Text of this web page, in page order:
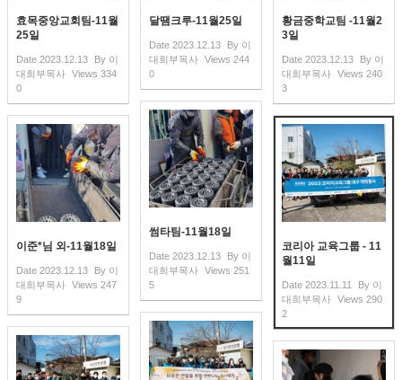
효목중앙교회팀-11월
25일
Date 2023.12.13 By 이
대희부목사 Views 334
0
달땜크루-11월25일
Date 2023.12.13 By 이
대희부목사 Views 244
0
황금중학교팀 -11월2
3일
Date 2023.12.13 By 이
대희부목사 Views 240
3
썸타팀-11월18일
Date 2023.12.13 By 이
대희부목사 Views 251
5
이준*님 외-11월18일
Date 2023.12.13 By 이
대희부목사 Views 247
9
코리아 교육그룹 - 11
월11일
Date 2023.11.11 By 이
대희부목사 Views 290
2